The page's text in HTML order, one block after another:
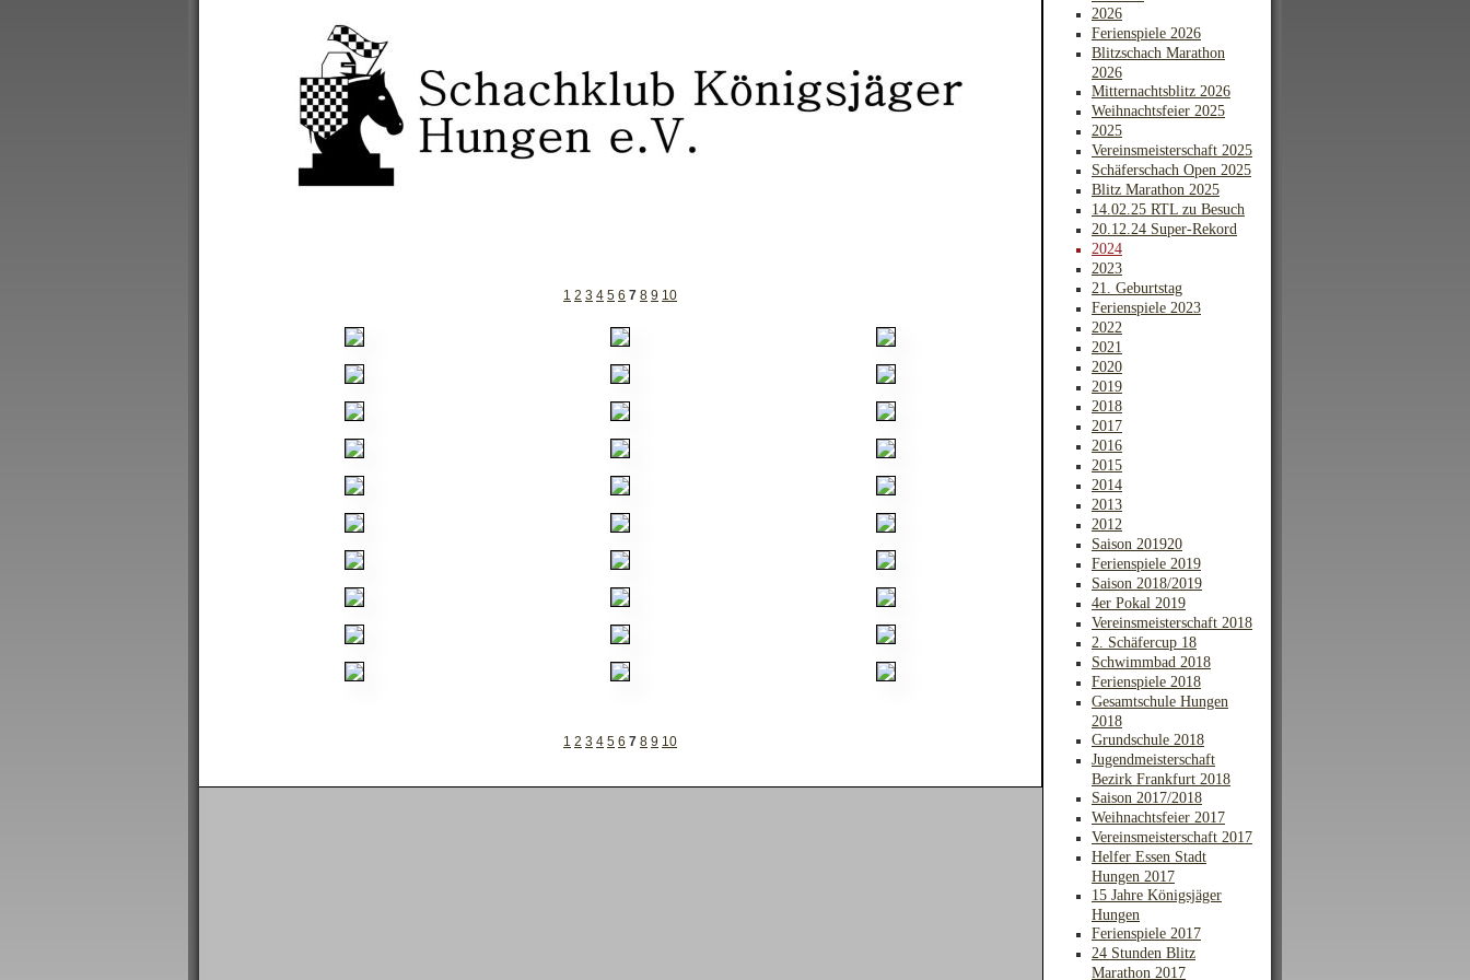
1 2 3 4 5 6 7 8 9 10
1 2 3 4 5 6 7 8 9 10
2026
Ferienspiele 2026
Blitzschach Marathon
2026
Mitternachtsblitz 2026
Weihnachtsfeier 2025
2025
Vereinsmeisterschaft 2025
Schäferschach Open 2025
Blitz Marathon 2025
14.02.25 RTL zu Besuch
20.12.24 Super-Rekord
2024
2023
21. Geburtstag
Ferienspiele 2023
2022
2021
2020
2019
2018
2017
2016
2015
2014
2013
2012
Saison 201920
Ferienspiele 2019
Saison 2018/2019
4er Pokal 2019
Vereinsmeisterschaft 2018
2. Schäfercup 18
Schwimmbad 2018
Ferienspiele 2018
Gesamtschule Hungen
2018
Grundschule 2018
Jugendmeisterschaft
Bezirk Frankfurt 2018
Saison 2017/2018
Weihnachtsfeier 2017
Vereinsmeisterschaft 2017
Helfer Essen Stadt
Hungen 2017
15 Jahre Königsjäger
Hungen
Ferienspiele 2017
24 Stunden Blitz
Marathon 2017